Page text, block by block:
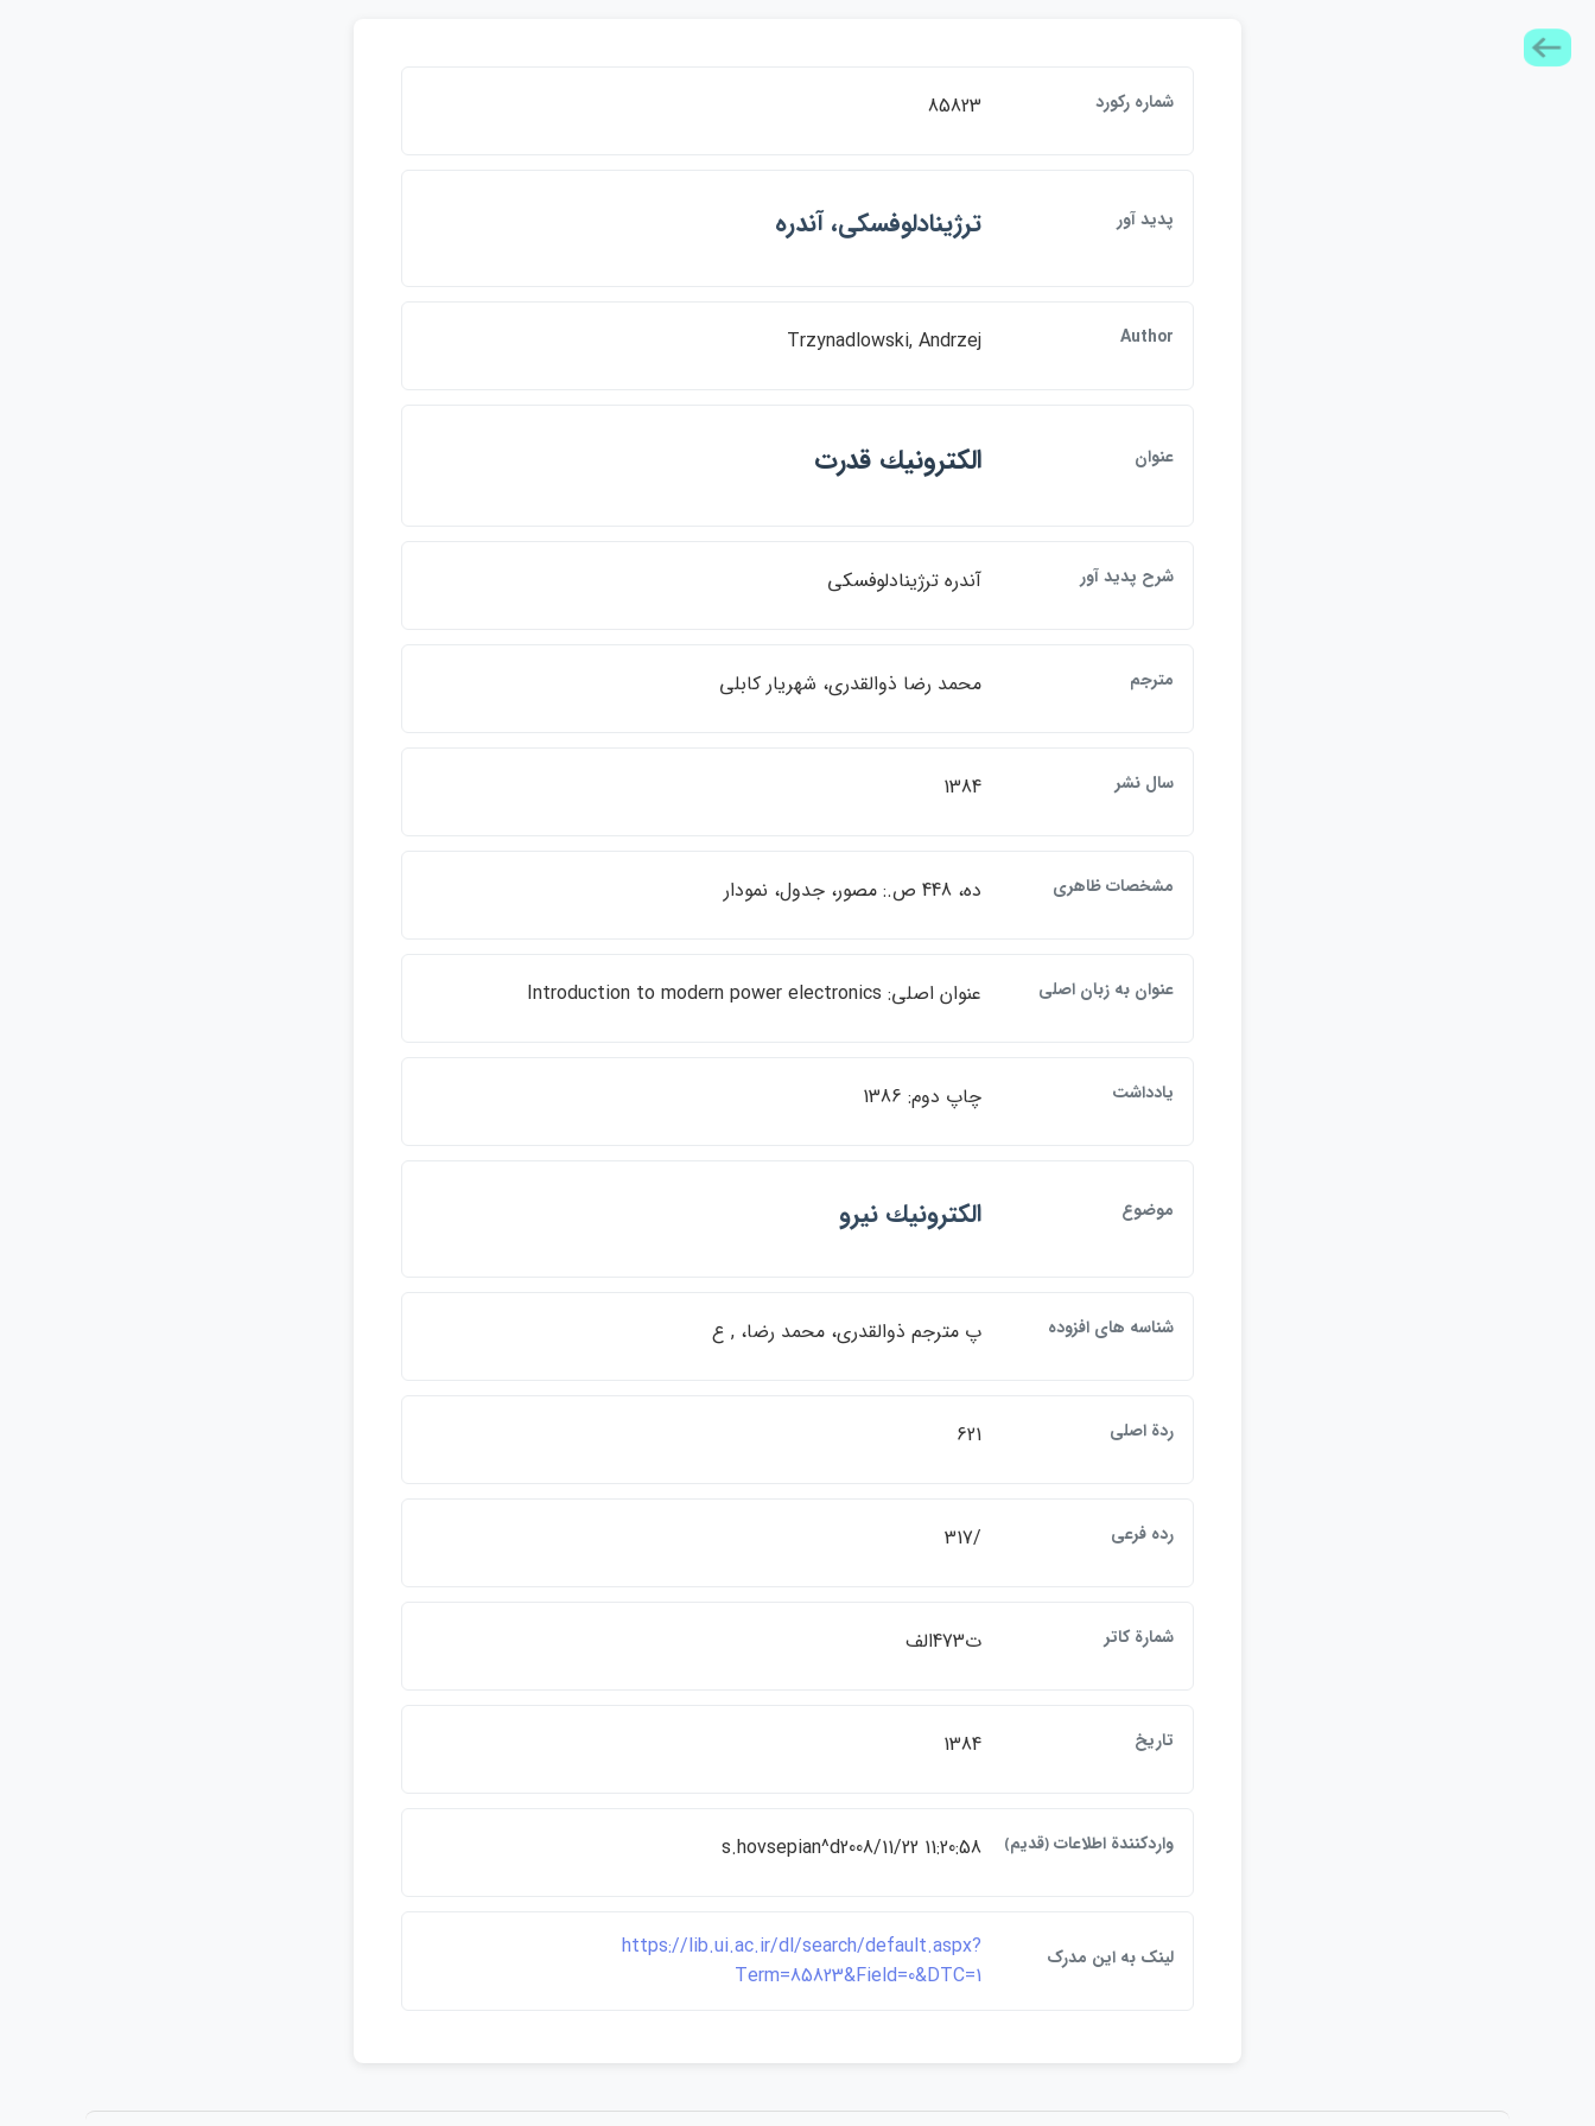
شماره ركورد 85823
پديد آور ترژينادلوفسكي، آندره
Author
Trzynadlowski, Andrzej
عنوان الكترونيك قدرت
شرح پديد آور آندره ترژينادلوفسكي
مترجم محمد رضا ذوالقدري، شهريار كابلي
سال نشر 1384
مشخصات ظاهري ده، 448 ص.: مصور، جدول، نمودار
عنوان به زبان اصلي عنوان اصلي: Introduction to modern power electronics
يادداشت چاپ دوم: 1386
موضوع الكترونيك نيرو
شناسه هاي افزوده پ مترجم ذوالقدري، محمد رضا، , ع
ردة اصلي 621
رده فرعي /317
شمارة كاتر ت473الف
تاريخ 1384
واردكنندة اطلاعات ﴿قديم﴾ s.hovsepian^d2008/11/22 11:20:58
لينک به اين مدرک
https://lib.ui.ac.ir/dl/search/default.aspx?
Term=85823&Field=0&DTC=1